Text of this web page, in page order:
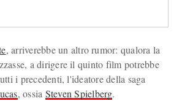
, arriverebbe un altro rumor: qualora la
a dirigere il quinto film potrebbe
i precedenti, l'ideatore della saga
, ossia Steven Spielberg.